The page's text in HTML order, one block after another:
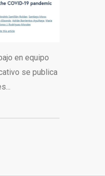
en equipo
se publica